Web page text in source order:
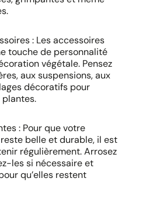
: Les accessoires
touche de personnalité
végétale. Pensez
aux suspensions, aux
décoratifs pour
: Pour que votre
belle et durable, il est
régulièrement. Arrosez
les si nécessaire et
qu’elles restent